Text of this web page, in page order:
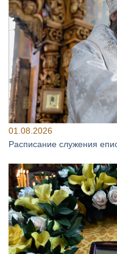
01.08.2026
Расписание служения